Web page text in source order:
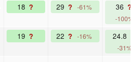
18 ? 29 ? -61% 36 ?
-100%
19 ? 22 ? -16% 24.8
-31%